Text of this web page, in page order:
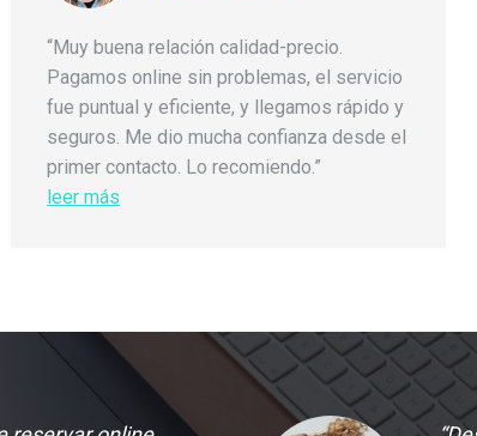
“Muy buena relación calidad-precio.
Pagamos online sin problemas, el servicio
fue puntual y eficiente, y llegamos rápido y
seguros. Me dio mucha confianza desde el
primer contacto. Lo recomiendo.”
leer más